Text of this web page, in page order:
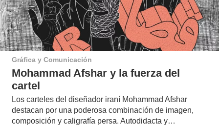
Gráfica y Comunicación
Mohammad Afshar y la fuerza del
cartel
Los carteles del diseñador iraní Mohammad Afshar
destacan por una poderosa combinación de imagen,
composición y caligrafía persa. Autodidacta y…